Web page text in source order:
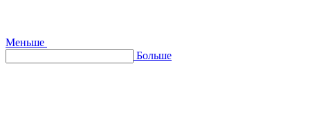
Меньше
Больше